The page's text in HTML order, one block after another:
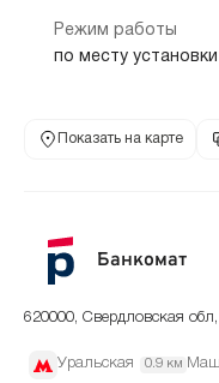
Режим работы
по месту установки
Показать на карте
Банкомат
620000, Свердловская
Уральская 0.9 км